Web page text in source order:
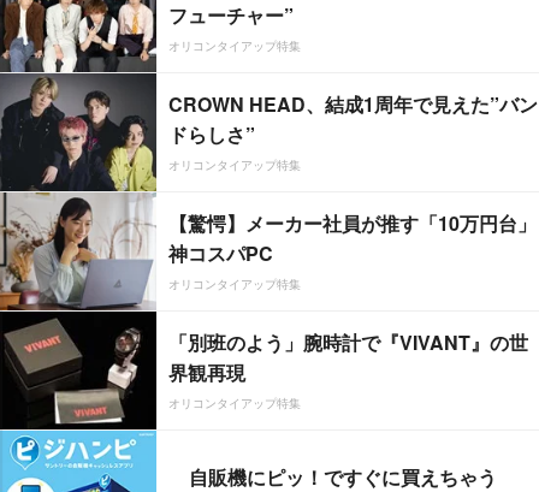
フューチャー”
オリコンタイアップ特集
CROWN HEAD、結成1周年で見えた”バン
ドらしさ”
オリコンタイアップ特集
【驚愕】メーカー社員が推す「10万円台」
神コスパPC
オリコンタイアップ特集
「別班のよう」腕時計で『VIVANT』の世
界観再現
オリコンタイアップ特集
自販機にピッ！ですぐに買えちゃう